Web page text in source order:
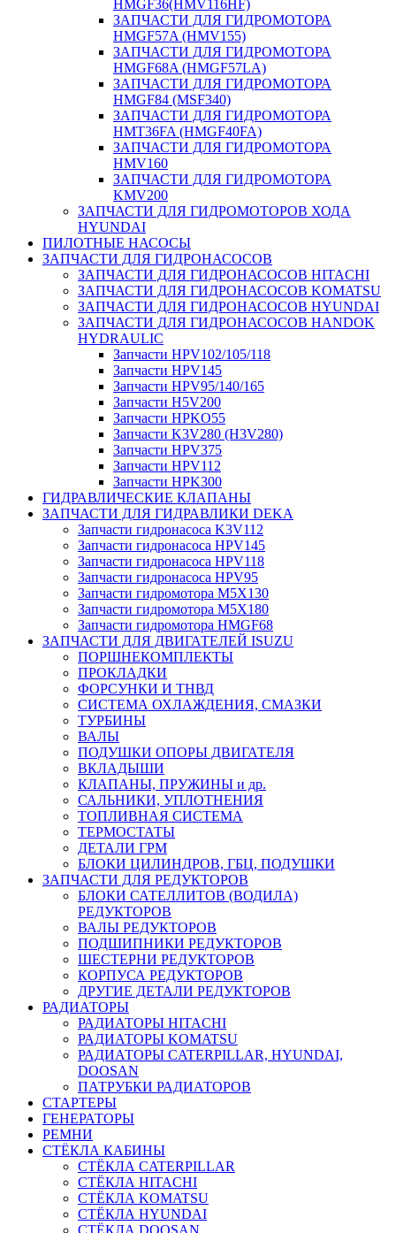
HMGF36(HMV116HF)
ЗАПЧАСТИ ДЛЯ ГИДРОМОТОРА
HMGF57A (HMV155)
ЗАПЧАСТИ ДЛЯ ГИДРОМОТОРА
HMGF68A (HMGF57LA)
ЗАПЧАСТИ ДЛЯ ГИДРОМОТОРА
HMGF84 (MSF340)
ЗАПЧАСТИ ДЛЯ ГИДРОМОТОРА
HMT36FA (HMGF40FA)
ЗАПЧАСТИ ДЛЯ ГИДРОМОТОРА
HMV160
ЗАПЧАСТИ ДЛЯ ГИДРОМОТОРА
KMV200
ЗАПЧАСТИ ДЛЯ ГИДРОМОТОРОВ ХОДА
HYUNDAI
ПИЛОТНЫЕ НАСОСЫ
ЗАПЧАСТИ ДЛЯ ГИДРОНАСОСОВ
ЗАПЧАСТИ ДЛЯ ГИДРОНАСОСОВ HITACHI
ЗАПЧАСТИ ДЛЯ ГИДРОНАСОСОВ KOMATSU
ЗАПЧАСТИ ДЛЯ ГИДРОНАСОСОВ HYUNDAI
ЗАПЧАСТИ ДЛЯ ГИДРОНАСОСОВ HANDOK
HYDRAULIC
Запчасти HPV102/105/118
Запчасти HPV145
Запчасти HPV95/140/165
Запчасти H5V200
Запчасти HPKO55
Запчасти K3V280 (H3V280)
Запчасти HPV375
Запчасти HPV112
Запчасти HPK300
ГИДРАВЛИЧЕСКИЕ КЛАПАНЫ
ЗАПЧАСТИ ДЛЯ ГИДРАВЛИКИ DEKA
Запчасти гидронасоса K3V112
Запчасти гидронасоса HPV145
Запчасти гидронасоса HPV118
Запчасти гидронасоса HPV95
Запчасти гидромотора M5X130
Запчасти гидромотора M5X180
Запчасти гидромотора HMGF68
ЗАПЧАСТИ ДЛЯ ДВИГАТЕЛЕЙ ISUZU
ПОРШНЕКОМПЛЕКТЫ
ПРОКЛАДКИ
ФОРСУНКИ И ТНВД
СИСТЕМА ОХЛАЖДЕНИЯ, СМАЗКИ
ТУРБИНЫ
ВАЛЫ
ПОДУШКИ ОПОРЫ ДВИГАТЕЛЯ
ВКЛАДЫШИ
КЛАПАНЫ, ПРУЖИНЫ и др.
САЛЬНИКИ, УПЛОТНЕНИЯ
ТОПЛИВНАЯ СИСТЕМА
ТЕРМОСТАТЫ
ДЕТАЛИ ГРМ
БЛОКИ ЦИЛИНДРОВ, ГБЦ, ПОДУШКИ
ЗАПЧАСТИ ДЛЯ РЕДУКТОРОВ
БЛОКИ САТЕЛЛИТОВ (ВОДИЛА)
РЕДУКТОРОВ
ВАЛЫ РЕДУКТОРОВ
ПОДШИПНИКИ РЕДУКТОРОВ
ШЕСТЕРНИ РЕДУКТОРОВ
КОРПУСА РЕДУКТОРОВ
ДРУГИЕ ДЕТАЛИ РЕДУКТОРОВ
РАДИАТОРЫ
РАДИАТОРЫ HITACHI
РАДИАТОРЫ KOMATSU
РАДИАТОРЫ CATERPILLAR, HYUNDAI,
DOOSAN
ПАТРУБКИ РАДИАТОРОВ
СТАРТЕРЫ
ГЕНЕРАТОРЫ
РЕМНИ
СТЁКЛА КАБИНЫ
СТЁКЛА CATERPILLAR
СТЁКЛА HITACHI
СТЁКЛА KOMATSU
СТЁКЛА HYUNDAI
СТЁКЛА DOOSAN